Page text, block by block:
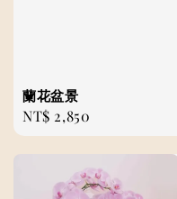
蘭花盆景
Regular
price
NT$ 2,850